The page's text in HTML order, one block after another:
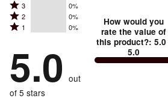
stars
by
of
reviewers
4
stars
by
of
reviewers
Rated
3
stars
0%
of
reviewers
3 0%
Rated
2
by
0%
of
reviewers
2 0%
Rated
stars
by
0%
of
1 0%
5.0 out
of 5 stars
How would you
rate the value of
this product?: 5.0
5.0